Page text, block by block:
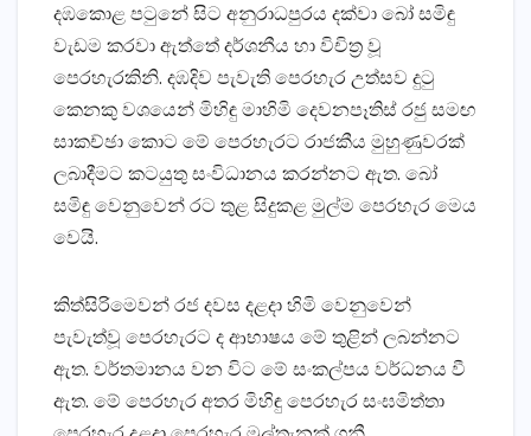
දඹකොළ පටුනේ සිට අනුරාධපුරය දක්‌වා බෝ සමිඳු
වැඩම කරවා ඇත්තේ දර්ශනීය හා විචිත්‍ර වූ
පෙරහැරකිනි. දඹදිව පැවැති පෙරහැර උත්සව දුටු
කෙනකු වශයෙන් මිහිඳු මාහිමි දෙවනපෑතිස්‌ රජු සමඟ
සාකච්ඡා කොට මේ පෙරහැරට රාජකීය මුහුණුවරක්‌
ලබාදීමට කටයුතු සංවිධානය කරන්නට ඇත. බෝ
සමිඳු වෙනුවෙන් රට තුළ සිදුකළ මුල්ම පෙරහැර මෙය
වෙයි.
කිත්සිරිමෙවන් රජ දවස දළදා හිමි වෙනුවෙන්
පැවැත්වූ පෙරහැරට ද ආභාෂය මේ තුළින් ලබන්නට
ඇත. වර්තමානය වන විට මේ සංකල්පය වර්ධනය වී
ඇත. මේ පෙරහැර අතර මිහිඳු පෙරහැර සංඝමිත්තා